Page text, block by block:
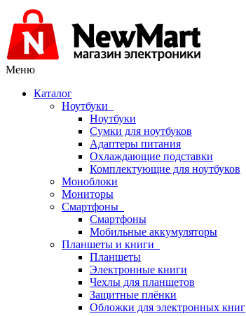
Меню
Каталог
Ноутбуки
Ноутбуки
Сумки для ноутбуков
Адаптеры питания
Охлаждающие подставки
Комплектующие для ноутбуков
Моноблоки
Мониторы
Смартфоны
Смартфоны
Мобильные аккумуляторы
Планшеты и книги
Планшеты
Электронные книги
Чехлы для планшетов
Защитные плёнки
Обложки для электронных книг